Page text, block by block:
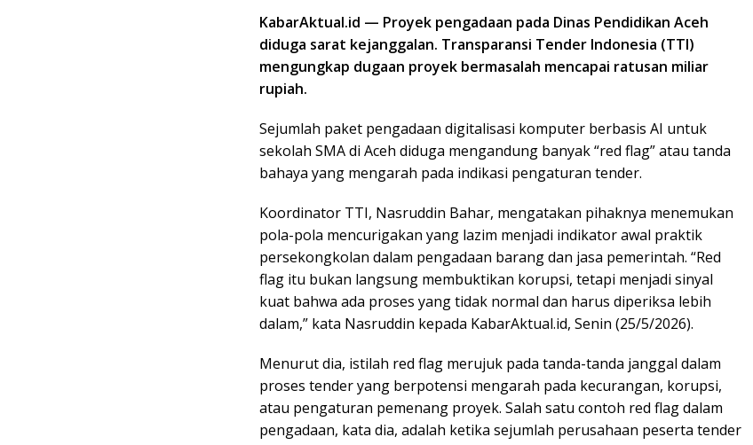
KabarAktual.id — Proyek pengadaan pada Dinas Pendidikan Aceh
diduga sarat kejanggalan. Transparansi Tender Indonesia (TTI)
mengungkap dugaan proyek bermasalah mencapai ratusan miliar
rupiah.
Sejumlah paket pengadaan digitalisasi komputer berbasis AI untuk
sekolah SMA di Aceh diduga mengandung banyak “red flag” atau tanda
bahaya yang mengarah pada indikasi pengaturan tender.
Koordinator TTI, Nasruddin Bahar, mengatakan pihaknya menemukan
pola-pola mencurigakan yang lazim menjadi indikator awal praktik
persekongkolan dalam pengadaan barang dan jasa pemerintah. “Red
flag itu bukan langsung membuktikan korupsi, tetapi menjadi sinyal
kuat bahwa ada proses yang tidak normal dan harus diperiksa lebih
dalam,” kata Nasruddin kepada KabarAktual.id, Senin (25/5/2026).
Menurut dia, istilah red flag merujuk pada tanda-tanda janggal dalam
proses tender yang berpotensi mengarah pada kecurangan, korupsi,
atau pengaturan pemenang proyek. Salah satu contoh red flag dalam
pengadaan, kata dia, adalah ketika sejumlah perusahaan peserta tender